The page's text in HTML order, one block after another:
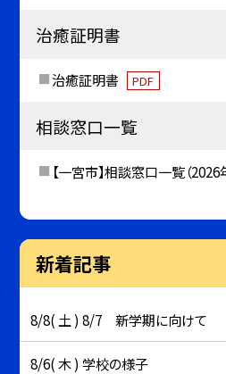
治癒証明書
治癒証明書 PDF
相談窓口一覧
【一宮市】相談窓口一覧（2026
新着記事
8/8( 土 ) 8/7 新学期に向けて
8/6( 木 ) 学校の様子